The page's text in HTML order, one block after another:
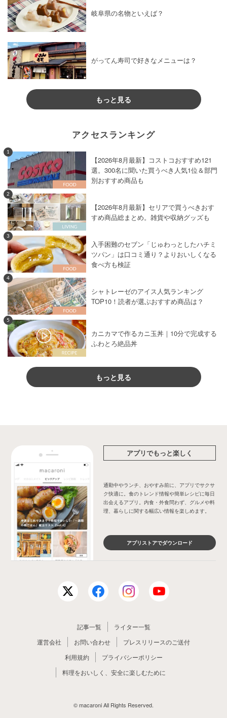
岐阜県の名物といえば？
がってん寿司で好きなメニューは？
もっと見る
アクセスランキング
1
【2026年8月最新】コストコおすすめ121
選。300名に聞いた買うべき人気1位＆部門
別おすすめ商品も
2
【2026年8月最新】セリアで買うべきおす
すめ商品総まとめ。雑貨や収納グッズも
3
入手困難のセブン「じゅわっとしたハチミ
ツパン」は口コミ通り？よりおいしくなる
食べ方も検証
4
シャトレーゼのアイス人気ランキング
TOP10！読者が選ぶおすすめ商品は？
5
カニカマで作るカニ玉丼｜10分で完成する
ふわとろ絶品丼
もっと見る
アプリでもっと楽しく
通勤中やランチ、おやすみ前に、アプリでサクサ
ク快適に。食のトレンド情報や簡単レシピに毎日
出会えるアプリ。内食・外食問わず、グルメや料
理、暮らしに関する幅広い情報を楽しめます。
アプリストアでダウンロード
記事一覧
ライター一覧
運営会社
お問い合わせ
プレスリリースのご送付
利用規約
プライバシーポリシー
料理をおいしく、安全に楽しむために
© macaroni All Rights Reserved.